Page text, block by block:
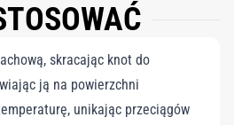
knoty, które zapewniają
dla każdej świecy. Zestaw
wystrój i sprawdzi się
przyjęć, jak i jako wyrafinowany,
skracając knot do
ją na powierzchni
unikając przeciągów